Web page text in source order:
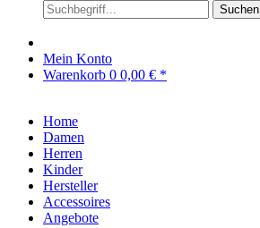
Suchen
Mein Konto
Warenkorb 0 0,00 € *
Home
Damen
Herren
Kinder
Hersteller
Accessoires
Angebote